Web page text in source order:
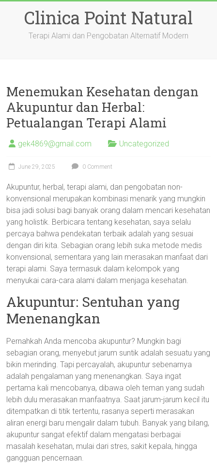
contentClinica Point Natural
Terapi Alami dan Pengobatan Alternatif Modern
Menemukan Kesehatan dengan
Akupuntur dan Herbal:
Petualangan Terapi Alami
gek4869@gmail.com Uncategorized
June 29, 2025 0 Comment
Akupuntur, herbal, terapi alami, dan pengobatan non-
konvensional merupakan kombinasi menarik yang mungkin
bisa jadi solusi bagi banyak orang dalam mencari kesehatan
yang holistik. Berbicara tentang kesehatan, saya selalu
percaya bahwa pendekatan terbaik adalah yang sesuai
dengan diri kita. Sebagian orang lebih suka metode medis
konvensional, sementara yang lain merasakan manfaat dari
terapi alami. Saya termasuk dalam kelompok yang
menyukai cara-cara alami dalam menjaga kesehatan.
Akupuntur: Sentuhan yang
Menenangkan
Pernahkah Anda mencoba akupuntur? Mungkin bagi
sebagian orang, menyebut jarum suntik adalah sesuatu yang
bikin merinding. Tapi percayalah, akupuntur sebenarnya
adalah pengalaman yang menenangkan. Saya ingat
pertama kali mencobanya, dibawa oleh teman yang sudah
lebih dulu merasakan manfaatnya. Saat jarum-jarum kecil itu
ditempatkan di titik tertentu, rasanya seperti merasakan
aliran energi baru mengalir dalam tubuh. Banyak yang bilang,
akupuntur sangat efektif dalam mengatasi berbagai
masalah kesehatan, mulai dari stres, sakit kepala, hingga
gangguan pencernaan.